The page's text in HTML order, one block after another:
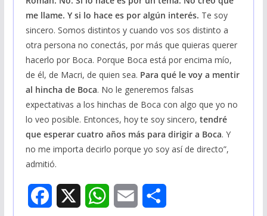
me llame. Y si lo hace es por algún interés. Te soy
sincero. Somos distintos y cuando vos sos distinto a
otra persona no conectás, por más que quieras querer
hacerlo por Boca. Porque Boca está por encima mío,
de él, de Macri, de quien sea. Para qué le voy a mentir
al hincha de Boca. No le generemos falsas
expectativas a los hinchas de Boca con algo que yo no
lo veo posible. Entonces, hoy te soy sincero, tendré
que esperar cuatro años más para dirigir a Boca. Y
no me importa decirlo porque yo soy así de directo”,
admitió.
W